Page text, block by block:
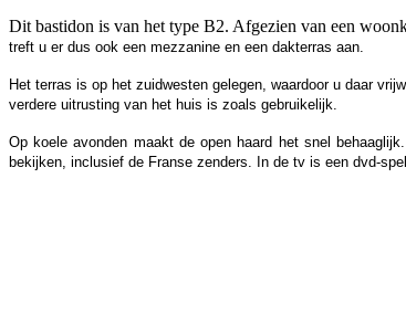
Dit bastidon is van het type B2. Afgezien van een
treft u er dus ook een mezzanine en een dakterras aan.
Het terras is op het zuidwesten gelegen, waardoor u daar
verdere uitrusting van het huis is zoals gebruikelijk.
Op koele avonden maakt de open haard het snel
bekijken, inclusief de Franse zenders. In de tv is een dvd-